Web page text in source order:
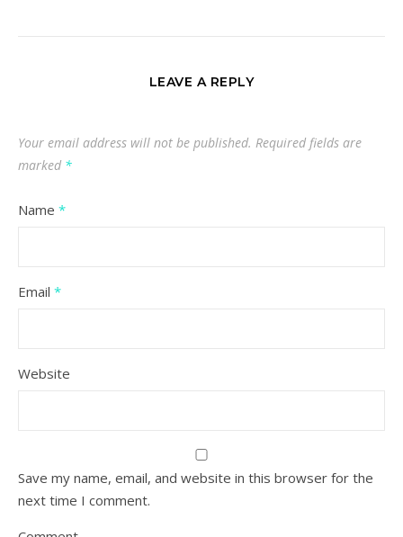
LEAVE A REPLY
Your email address will not be published. Required fields are
marked *
Name *
Email *
Website
Save my name, email, and website in this browser for the
next time I comment.